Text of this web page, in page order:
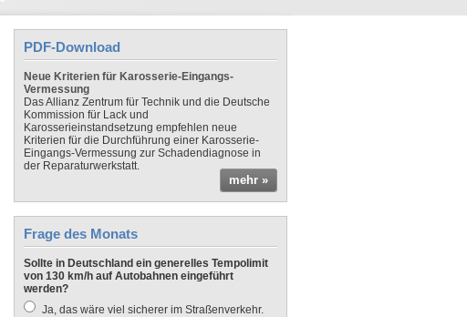
PDF-Download
Neue Kriterien für Karosserie-Eingangs-
Vermessung
Das Allianz Zentrum für Technik und die Deutsche
Kommission für Lack und
Karosserieinstandsetzung empfehlen neue
Kriterien für die Durchführung einer Karosserie-
Eingangs-Vermessung zur Schadendiagnose in
der Reparaturwerkstatt.
mehr »
Frage des Monats
Sollte in Deutschland ein generelles Tempolimit
von 130 km/h auf Autobahnen eingeführt
werden?
Ja, das wäre viel sicherer im Straßenverkehr.